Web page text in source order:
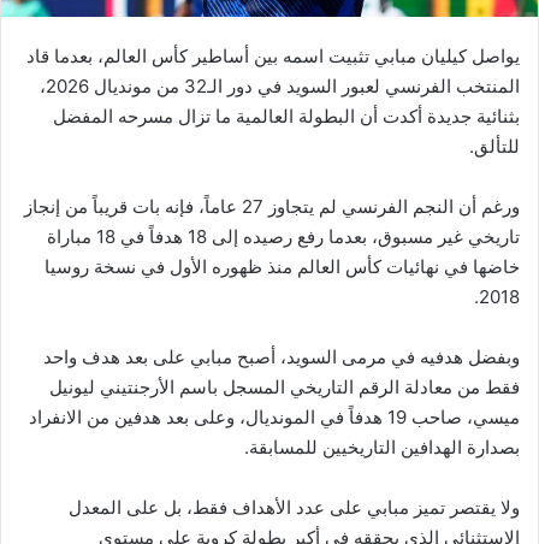
يواصل كيليان مبابي تثبيت اسمه بين أساطير كأس العالم، بعدما قاد
المنتخب الفرنسي لعبور السويد في دور الـ32 من مونديال 2026،
بثنائية جديدة أكدت أن البطولة العالمية ما تزال مسرحه المفضل
للتألق.
ورغم أن النجم الفرنسي لم يتجاوز 27 عاماً، فإنه بات قريباً من إنجاز
تاريخي غير مسبوق، بعدما رفع رصيده إلى 18 هدفاً في 18 مباراة
خاضها في نهائيات كأس العالم منذ ظهوره الأول في نسخة روسيا
2018.
وبفضل هدفيه في مرمى السويد، أصبح مبابي على بعد هدف واحد
فقط من معادلة الرقم التاريخي المسجل باسم الأرجنتيني ليونيل
ميسي، صاحب 19 هدفاً في المونديال، وعلى بعد هدفين من الانفراد
بصدارة الهدافين التاريخيين للمسابقة.
ولا يقتصر تميز مبابي على عدد الأهداف فقط، بل على المعدل
الاستثنائي الذي يحققه في أكبر بطولة كروية على مستوى